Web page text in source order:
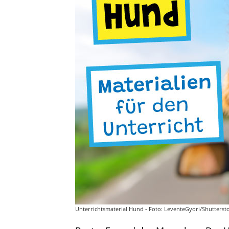
Unterrichtsmaterial Hund - Foto: LeventeGyori/